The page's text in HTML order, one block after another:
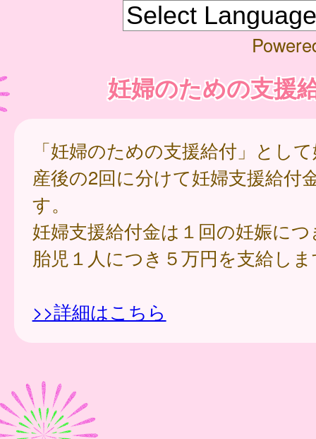
妊婦のための支援
「妊婦のための支援給付」とし
産後の2回に分けて妊婦支援給付
す。
妊婦支援給付金は１回の妊娠に
胎児１人につき５万円を支給し
>>詳細はこちら